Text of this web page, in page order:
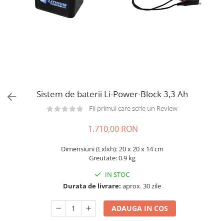
din plastic
Rezervoare stationare supraterane
Sistem de baterii Li-Power-Block 3,3 Ah
Fii primul care scrie un Review
1.710,00 RON
Dimensiuni (Lxlxh): 20 x 20 x 14 cm
Greutate: 0.9 kg
IN STOC
Durata de livrare: aprox. 30 zile
ADAUGA IN COS